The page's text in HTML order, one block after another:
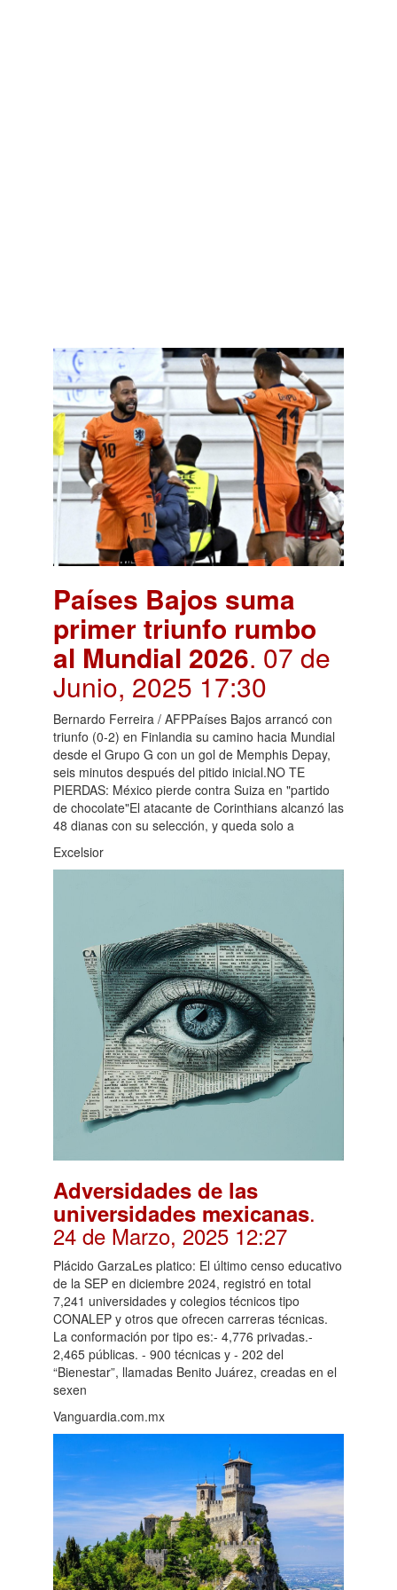
Países Bajos suma
primer triunfo rumbo
al Mundial 2026. 07 de
Junio, 2025 17:30
Bernardo Ferreira / AFPPaíses Bajos arrancó con
triunfo (0-2) en Finlandia su camino hacia Mundial
desde el Grupo G con un gol de Memphis Depay,
seis minutos después del pitido inicial.NO TE
PIERDAS: México pierde contra Suiza en "partido
de chocolate"El atacante de Corinthians alcanzó las
48 dianas con su selección, y queda solo a
Excelsior
Adversidades de las
universidades mexicanas.
24 de Marzo, 2025 12:27
Plácido GarzaLes platico: El último censo educativo
de la SEP en diciembre 2024, registró en total
7,241 universidades y colegios técnicos tipo
CONALEP y otros que ofrecen carreras técnicas.
La conformación por tipo es:- 4,776 privadas.-
2,465 públicas. - 900 técnicas y - 202 del
“Bienestar”, llamadas Benito Juárez, creadas en el
sexen
Vanguardia.com.mx